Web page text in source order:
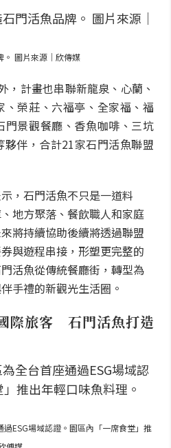
。 圖片來源｜欣傳媒
，計畫也串聯新龍泉、心蘭、
、榮莊、六福亭、全家福、福
門景觀餐廳、香魚咖啡、三坑
伴，合計21家石門活魚聯盟
，石門活魚不只是一道料
地方聚落、餐飲職人和家庭
將持續協助後續將透過聯盟
與遊程串接，形塑更完整的
活魚從傳統餐廳街，轉型為
手禮的新觀光生活圈。
際旅客 石門活魚打造
ESG場域認證。園區內「一席食堂」推